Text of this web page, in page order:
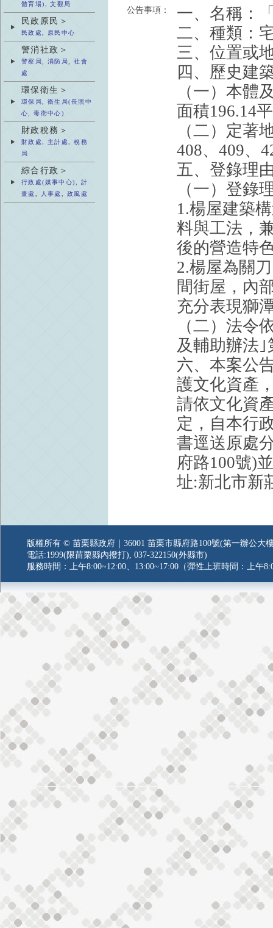
體育場), 文觀局
民政原民＞
民政處, 原民中心
警消社政＞
警察局, 消防局, 社會
處
環保衛生＞
環保局, 衛生局(長照中
心, 毒衛中心)
財政稅務＞
財政處, 主計處, 稅務
局
綜合行政＞
行政處(媒事中心), 計
畫處, 人事處, 政風處
公告事項：
一、名稱：
二、種類：
三、位置或
四、歷史建
（一）本體
面積196.14
（二）定著
408、409、
五、登錄理
（一）登錄
1.楊屋建築
料與工法，
後的營造特
2.楊屋為關
間街屋，內
充分表現獅
（二）法令
及輔助辦法
六、本案公
護文化資產
請依文化資
定，自本行
書逕送原處
府路100號)
址:新北市新
版權所有 © 苗栗縣政府｜36001 苗栗市縣府路100號(第一辦公大
電話:1999(限苗栗縣內撥打), 037-322150(外縣市)
服務時間：上午8:00~12:00、13:00~17:00（彈性上班時間：上午